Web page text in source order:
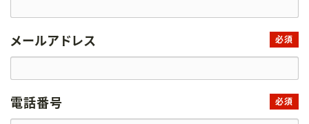
メールアドレス 必須
電話番号 必須